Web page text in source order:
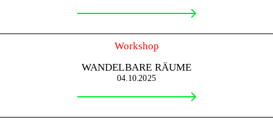
Workshop
WANDELBARE RÄUME
04.10.2025